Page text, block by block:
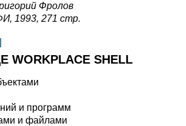
Фролов
1993, 271 стр.
SHELL
и программ
и файлами